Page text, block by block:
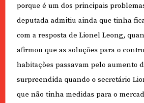
porque é um dos principais
deputada admitiu ainda que tinha
com a resposta de Lionel Leong,
afirmou que as soluções para o
habitações passavam pelo aumento
surpreendida quando o secretário
que não tinha medidas para o